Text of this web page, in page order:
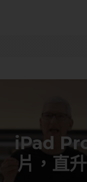
iPad
片，直